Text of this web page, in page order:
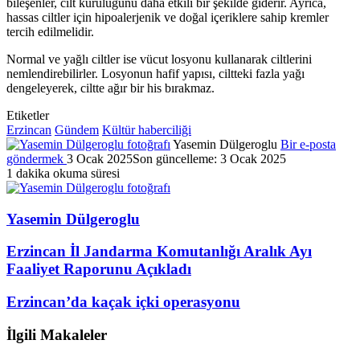
hassas ciltler için hipoalerjenik ve doğal içeriklere sahip kremler
tercih edilmelidir.
Normal ve yağlı ciltler ise vücut losyonu kullanarak ciltlerini
nemlendirebilirler. Losyonun hafif yapısı, ciltteki fazla yağı
dengeleyerek, ciltte ağır bir his bırakmaz.
Etiketler
Erzincan Gündem Kültür haberciliği
Yasemin Dülgeroglu Bir e-posta
göndermek 3 Ocak 2025Son güncelleme: 3 Ocak 2025
1 dakika okuma süresi
Yasemin Dülgeroglu
Erzincan İl Jandarma Komutanlığı Aralık Ayı
Faaliyet Raporunu Açıkladı
Erzincan’da kaçak içki operasyonu
İlgili Makaleler